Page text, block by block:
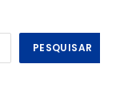
PESQUISAR